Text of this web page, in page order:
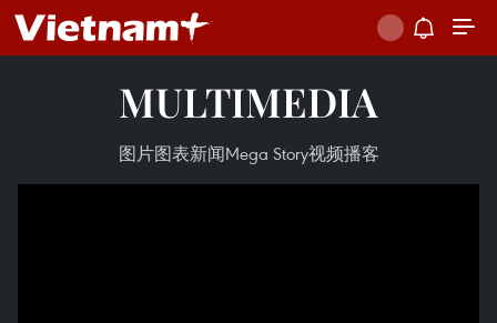
MULTIMEDIA
图片图表新闻Mega Story视频播客